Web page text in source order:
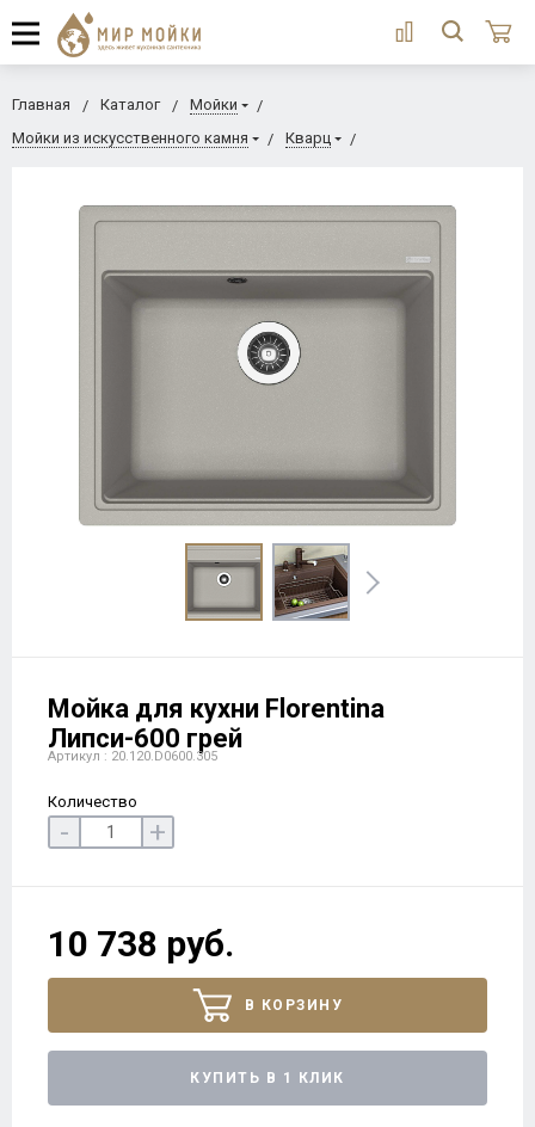
Главная Каталог
Мойки
Мойки из искусственного камня
Кварц
Мойка для кухни Florentina
Липси-600 грей
Артикул : 20.120.D0600.305
Количество
- +
10 738 руб.
В КОРЗИНУ
КУПИТЬ В 1 КЛИК